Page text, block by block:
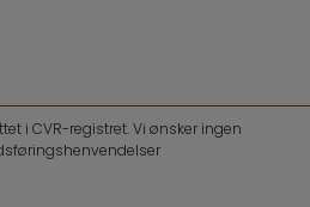
i CVR-registret. Vi ønsker ingen